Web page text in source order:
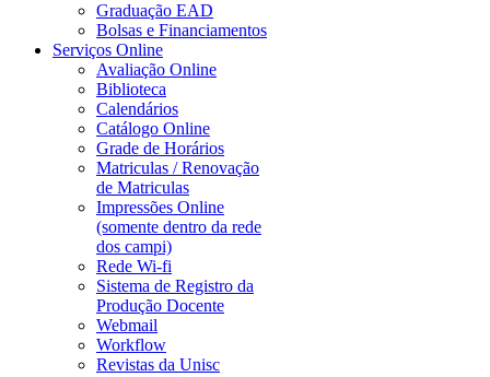
Graduação EAD
Bolsas e Financiamentos
Serviços Online
Avaliação Online
Biblioteca
Calendários
Catálogo Online
Grade de Horários
Matriculas / Renovação
de Matriculas
Impressões Online
(somente dentro da rede
dos campi)
Rede Wi-fi
Sistema de Registro da
Produção Docente
Webmail
Workflow
Revistas da Unisc